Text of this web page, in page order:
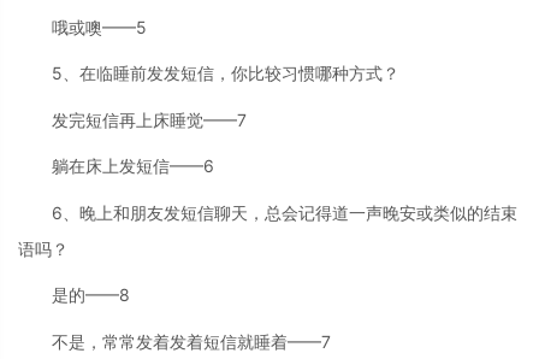
哦或噢——5
5、在临睡前发发短信，你比较习惯哪种方式？
发完短信再上床睡觉——7
躺在床上发短信——6
6、晚上和朋友发短信聊天，总会记得道一声晚安或类似的结束
语吗？
是的——8
不是，常常发着发着短信就睡着——7